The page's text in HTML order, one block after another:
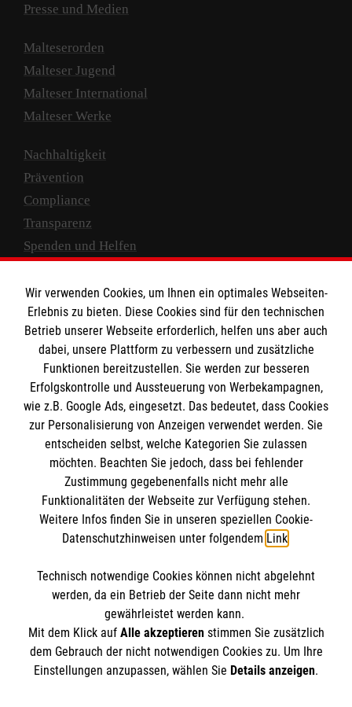
Presse und Medien
Malteserorden
Malteser Jugend
Malteser International
Malteser Werke
Nachhaltigkeit
Prävention
Compliance
Transparenz
Spenden und Helfen
Empfänger: Malteser Hilfsdienst e.V.
IBAN: DE10 3706 0120 1201 2000 12
BIC: GENODED 1PA7
Newsletter abonnieren
Cookies verwalten|AGB|Impressum|Datenschutz
Barrierefreiheit |Kontakt| Sharepoint|Mediathek
Wir verwenden Cookies, um Ihnen ein optimales Webseiten-
Erlebnis zu bieten. Diese Cookies sind für den technischen
Betrieb unserer Webseite erforderlich, helfen uns aber auch
dabei, unsere Plattform zu verbessern und zusätzliche
Funktionen bereitzustellen. Sie werden zur besseren
Erfolgskontrolle und Aussteuerung von Werbekampagnen,
wie z.B. Google Ads, eingesetzt. Das bedeutet, dass Cookies
zur Personalisierung von Anzeigen verwendet werden. Sie
entscheiden selbst, welche Kategorien Sie zulassen
möchten. Beachten Sie jedoch, dass bei fehlender
Zustimmung gegebenenfalls nicht mehr alle
Funktionalitäten der Webseite zur Verfügung stehen.
Weitere Infos finden Sie in unseren speziellen Cookie-
Datenschutzhinweisen unter folgendem Link.
Technisch notwendige Cookies können nicht abgelehnt
werden, da ein Betrieb der Seite dann nicht mehr
gewährleistet werden kann.
Mit dem Klick auf Alle akzeptierenstimmen Sie zusätzlich
dem Gebrauch der nicht notwendigen Cookies zu. Um Ihre
Einstellungen anzupassen, wählen Sie Details anzeigen.